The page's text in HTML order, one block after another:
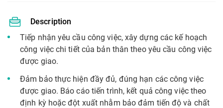
Description
Tiếp nhận yêu cầu công việc, xây dựng các kế hoạch
công việc chi tiết của bản thân theo yêu cầu công việc
được giao.
Đảm bảo thực hiện đầy đủ, đúng hạn các công việc
được giao. Báo cáo tiến trình, kết quả công việc theo
định kỳ hoặc đột xuất nhằm bảo đảm tiến độ và chất